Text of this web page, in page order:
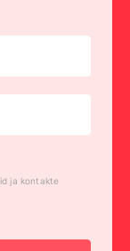
ja kontakte